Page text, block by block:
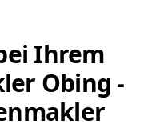
Ihrem
Obing -